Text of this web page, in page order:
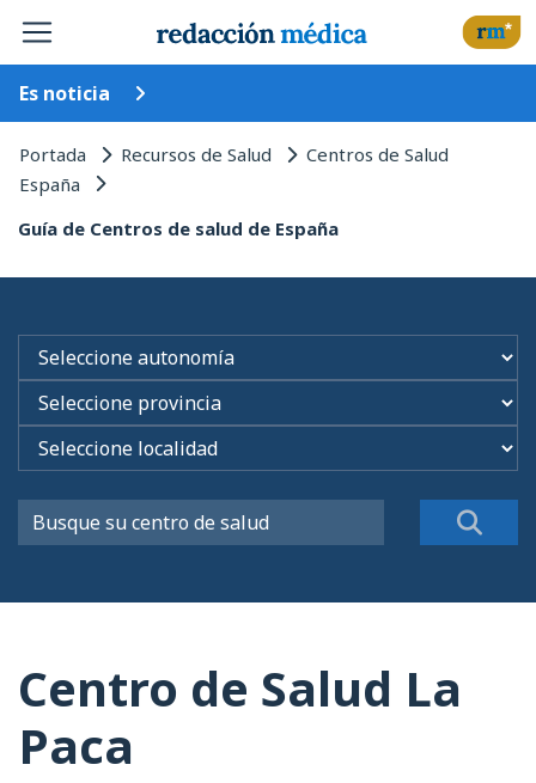
Es noticia
Portada Recursos de Salud Centros de Salud
España
Guía de Centros de salud de España
Centro de Salud La
Paca